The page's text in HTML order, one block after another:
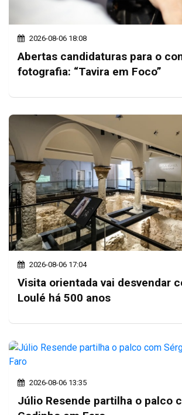
2026-08-06 18:08
Abertas candidaturas para o
fotografia: “Tavira em Foco”
2026-08-06 17:04
Visita orientada vai desvendar
Loulé há 500 anos
2026-08-06 13:35
Júlio Resende partilha o palco